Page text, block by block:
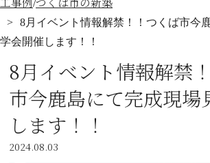
/
8月イベント情報解禁！！つくば市今
学会開催します！！
8月イベント情報解禁
市今鹿島にて完成現場
します！！
2024.08.03